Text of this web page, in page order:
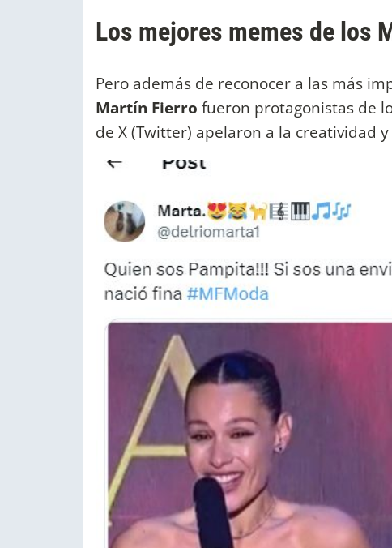
Los mejores memes de los
Pero además de reconocer a las más
Martín Fierro fueron protagonistas de
de X (Twitter) apelaron a la creatividad